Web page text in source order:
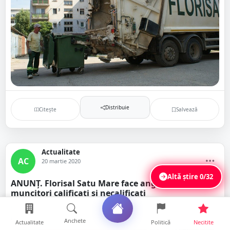
Citește Distribuie Salvează
AC
Actualitate
20 martie 2020
ANUNȚ. Florisal Satu Mare face angajări. Se caută
muncitori calificați și necalificați
SC Florisal SA Satu Mare caută să angajeze mai multe persoane pentru
posturile de mecanic auto, conducători auto sau lucrători pe utilaje sp...
Altă știre0/32
Actualitate Anchete Politică Necitite